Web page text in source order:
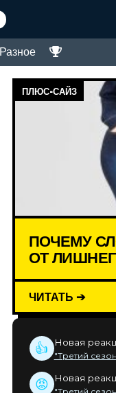
Разное
ПЛЮС-САЙЗ
ПОЧЕМУ
ОТ
ЧИТАТЬ ➔
👍 Новая
"Третий
😡 Новая